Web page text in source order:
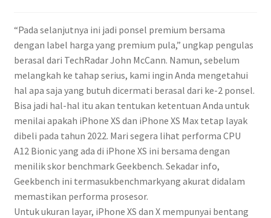
“Pada selanjutnya ini jadi ponsel premium bersama
dengan label harga yang premium pula,” ungkap pengulas
berasal dari TechRadar John McCann. Namun, sebelum
melangkah ke tahap serius, kami ingin Anda mengetahui
hal apa saja yang butuh dicermati berasal dari ke-2 ponsel.
Bisa jadi hal-hal itu akan tentukan ketentuan Anda untuk
menilai apakah iPhone XS dan iPhone XS Max tetap layak
dibeli pada tahun 2022. Mari segera lihat performa CPU
A12 Bionic yang ada di iPhone XS ini bersama dengan
menilik skor benchmark Geekbench. Sekadar info,
Geekbench ini termasukbenchmarkyang akurat didalam
memastikan performa prosesor.
Untuk ukuran layar, iPhone XS dan X mempunyai bentang